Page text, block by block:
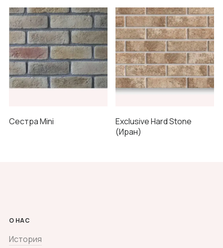
Сестра Mini
Exclusive Hard Stone
(Иран)
О НАС
История